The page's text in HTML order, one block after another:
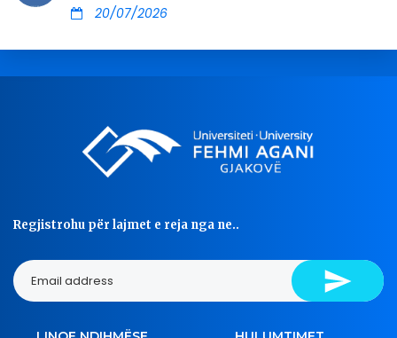
20/07/2026
Regjistrohu për lajmet e reja nga ne..